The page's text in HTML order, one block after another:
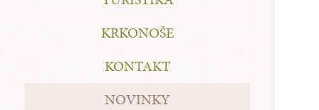
KRKONOŠE
KONTAKT
NOVINKY